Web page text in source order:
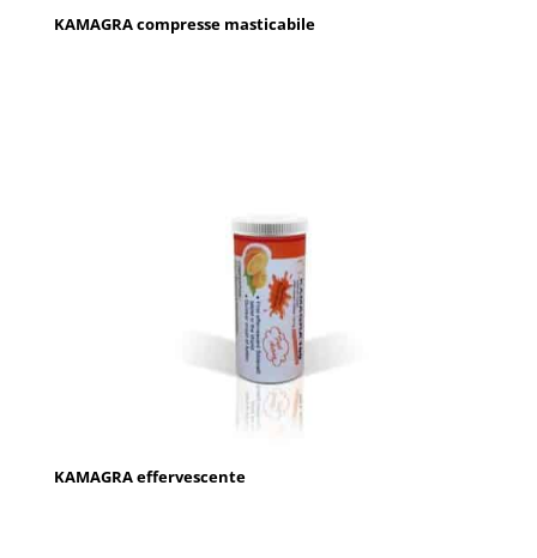
KAMAGRA compresse masticabile
KAMAGRA effervescente